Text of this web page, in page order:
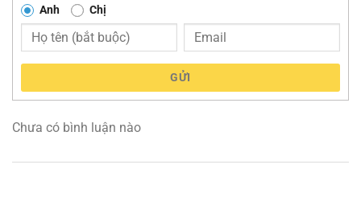
Anh Chị
GỬI
Chưa có bình luận nào